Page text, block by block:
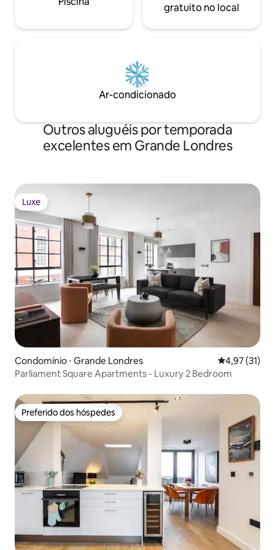
gratuito no local
Ar-condicionado
Outros aluguéis por temporada
excelentes em Grande Londres
Luxe
Luxe
Condomínio ⋅ Grande Londres 4,97 de uma
4,97 (31)
Parliament Square Apartments - Luxury 2 Bedroom
Preferido dos hóspedes
Preferido dos hóspedes